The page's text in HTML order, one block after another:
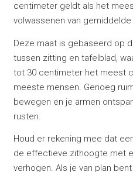
centimeter geldt als het
volwassenen van
Deze maat is gebaseerd op
tussen zitting en tafelblad,
tot 30 centimeter het meest
meeste mensen. Genoeg
bewegen en je armen
rusten.
Houd er rekening mee dat
de effectieve zithoogte met
verhogen. Als je van plan